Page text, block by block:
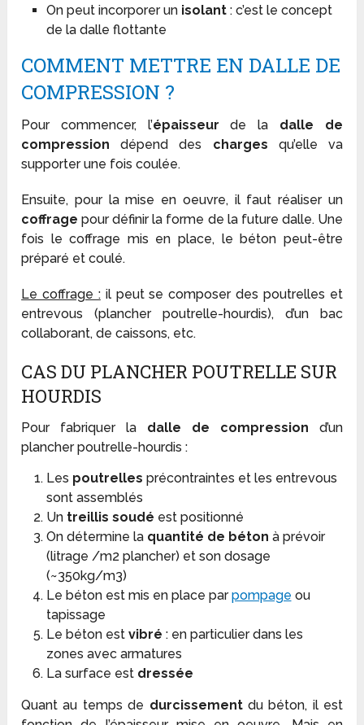
On peut incorporer un isolant: c’est le concept
de la dalle flottante
COMMENT METTRE EN DALLE DE
COMPRESSION ?
Pour commencer, l’épaisseur de la dalle de
compression dépend des charges qu’elle va
supporter une fois coulée.
Ensuite, pour la mise en oeuvre, il faut réaliser un
coffrage pour définir la forme de la future dalle. Une
fois le coffrage mis en place, le béton peut-être
préparé et coulé.
Le coffrage :il peut se composer des poutrelles et
entrevous (plancher poutrelle-hourdis), d’un bac
collaborant, de caissons, etc.
CAS DU PLANCHER POUTRELLE SUR
HOURDIS
Pour fabriquer la dalle de compression d’un
plancher poutrelle-hourdis :
Les poutrelles précontraintes et les entrevous
sont assemblés
Un treillis soudé est positionné
On détermine la quantité de béton à prévoir
(litrage /m2 plancher) et son dosage
(~350kg/m3)
Le béton est mis en place parpompage ou
tapissage
Le béton est vibré : en particulier dans les
zones avec armatures
La surface est dressée
Quant au temps de durcissementdu béton, il est